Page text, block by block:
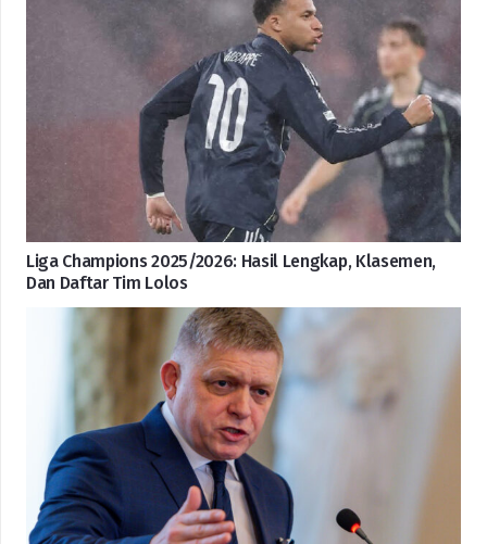
Liga Champions 2025/2026: Hasil Lengkap, Klasemen,
Dan Daftar Tim Lolos